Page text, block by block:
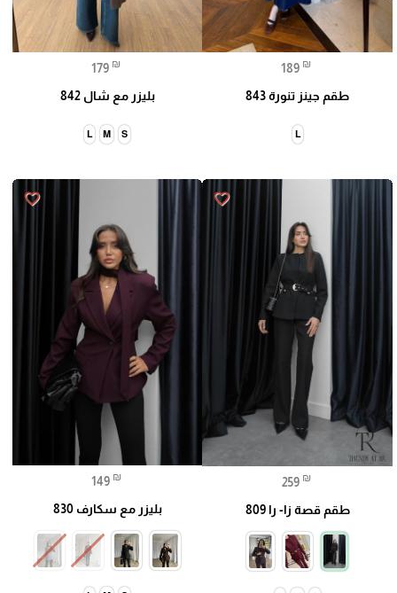
189 ₪
طقم جينز تنورة 843
L
179 ₪
بليزر مع شال 842
S
M
L
favorite_border
259 ₪
طقم قصة زا- را 809
favorite_border
149 ₪
بليزر مع سكارف 830